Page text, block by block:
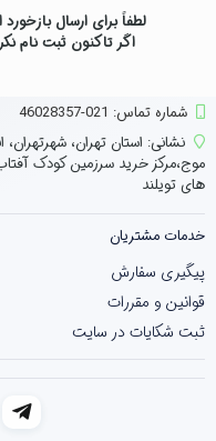
لطفاً برای ارسال
اگر تاکنون ثبت نام
شماره تماس‌: 021-46028357
نشانی: استان تهران،
های تویلند
خدمات مشتریان
پیگیری سفارش
قوانین و مقررات
ثبت شکایات در سایت